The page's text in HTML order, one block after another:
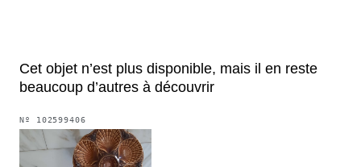
Cet objet n’est plus disponible, mais il en reste
beaucoup d’autres à découvrir
Nº 102599406